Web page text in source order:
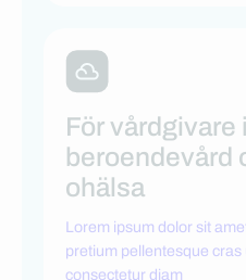
För vårdgivare
beroendevård
ohälsa
Lorem ipsum dolor sit
pretium pellentesque
consectetur diam